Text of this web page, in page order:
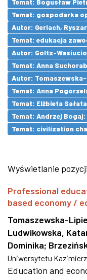
Temat: Bogusław
Temat: gospodarka
Autor: Gerlach,
Temat: edukacja
Autor: Goltz-
Temat: Anna
Autor: Tomaszewska-
Temat: Anna
Temat: Elżbieta
Temat: Andrzej
Temat: civilization
Wyświetlanie pozycji
Professional
based economy /
Tomaszewska-
Ludwikowska,
Dominika;
Uniwersytetu
Education and